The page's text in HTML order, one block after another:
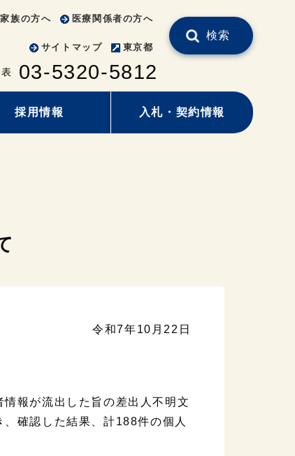
族の方へ 医療関係者の方へ
サイトマップ 東京都
03-5320-5812
検索
採用情報 入札・契約情報
令和7年10月22日
報が流出した旨の差出人不明文
確認した結果、計188件の個人